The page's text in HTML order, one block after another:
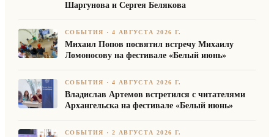
Шаргунова и Сергея Белякова
СОБЫТИЯ ·4 АВГУСТА 2026 Г.
Михаил Попов посвятил встречу Михаилу
Ломоносову на фестивале «Белый июнь»
СОБЫТИЯ ·4 АВГУСТА 2026 Г.
Владислав Артемов встретился с читателями
Архангельска на фестивале «Белый июнь»
СОБЫТИЯ ·2 АВГУСТА 2026 Г.